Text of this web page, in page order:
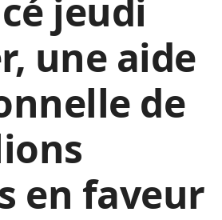
jeudi
une aide
de
en faveur